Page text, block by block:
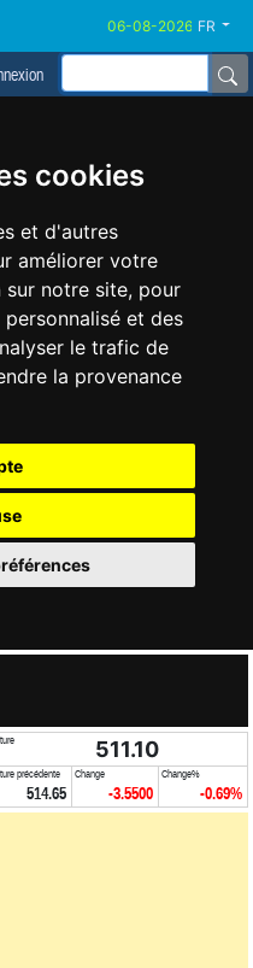
cookies
et d'autres
améliorer votre
notre site, pour
et des
le trafic de
la provenance
FR
511.10
précédente
514.65
Change
-3.5500
Change%
-0.69%